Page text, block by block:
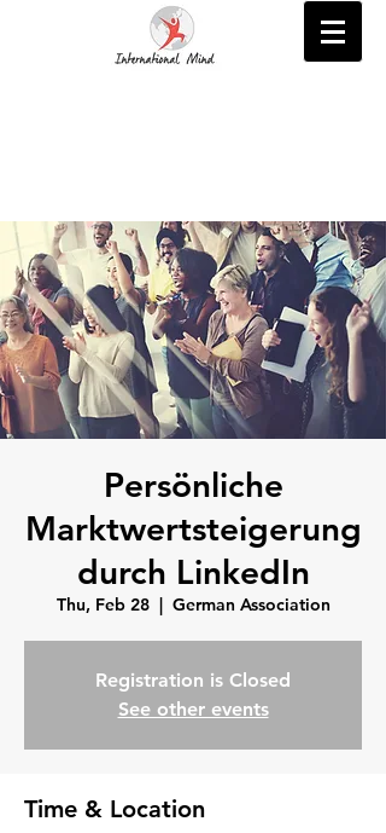
Persönliche
Marktwertsteigerung
durch LinkedIn
Thu, Feb 28
  |
German Association
Registration is Closed
See other events
Time & Location